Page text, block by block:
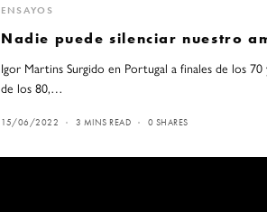
ENSAYOS
Nadie puede silenciar nuestro
Igor Martins Surgido en Portugal a finales de los
de los 80,…
15/06/2022 3 MINS READ 0 SHARES